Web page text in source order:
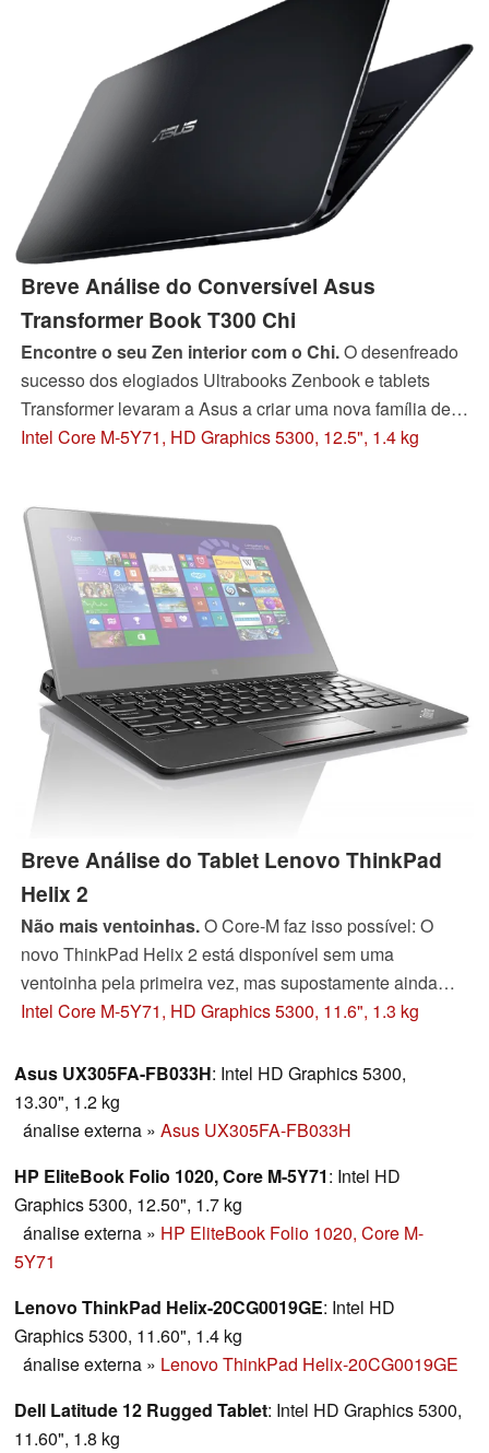
Breve Análise do Conversível Asus
Transformer Book T300 Chi
Encontre o seu Zen interior com o Chi.O desenfreado
sucesso dos elogiados Ultrabooks Zenbook e tablets
Transformer levaram a Asus a criar uma nova família de
conversíveis sob o a série Transformer Book conhecida
Intel Core M-5Y71, HD Graphics 5300, 12.5", 1.4 kg
Breve Análise do Tablet Lenovo ThinkPad
Helix 2
Não mais ventoinhas.O Core-M faz isso possível: O
novo ThinkPad Helix 2 está disponível sem uma
ventoinha pela primeira vez, mas supostamente ainda
pode fornecer desempenho suficiente para todos os
atende as altas expectativas dos clientes empresariais?
Intel Core M-5Y71, HD Graphics 5300, 11.6", 1.3 kg
Asus UX305FA-FB033H: Intel HD Graphics 5300,
13.30", 1.2 kg
ánalise externa » Asus UX305FA-FB033H
HP EliteBook Folio 1020, Core M-5Y71: Intel HD
Graphics 5300, 12.50", 1.7 kg
ánalise externa » HP EliteBook Folio 1020, Core M-
5Y71
Lenovo ThinkPad Helix-20CG0019GE: Intel HD
Graphics 5300, 11.60", 1.4 kg
ánalise externa » Lenovo ThinkPad Helix-20CG0019GE
Dell Latitude 12 Rugged Tablet: Intel HD Graphics 5300,
11.60", 1.8 kg